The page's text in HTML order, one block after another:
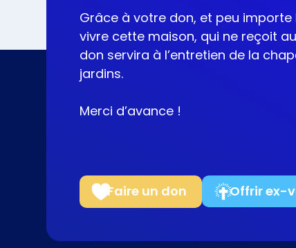
Grâce à votre don, et peu
vivre cette maison, qui ne reçoit
don servira à l’entretien de la
jardins.
Merci d’avance !
Faire un don Offrir ex-